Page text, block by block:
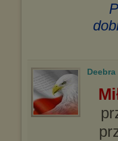
Deebra